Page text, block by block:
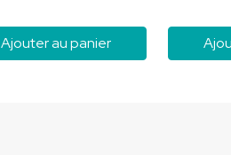
Ajouter au panier